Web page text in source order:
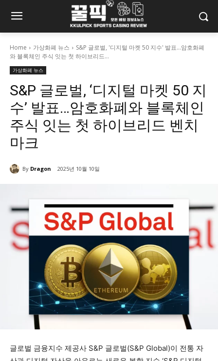
Home 가상화폐 뉴스
S&P 글로벌, '디지털 마켓 50 지수' 발표...암호화폐
와 블록체인 주식 잇는 첫 하이브리드...
가상화폐 뉴스
S&P 글로벌, ‘디지털 마켓 50 지
수’ 발표…암호화폐와 블록체인
주식 잇는 첫 하이브리드 벤치
마크
By Dragon 2025년 10월 10일
글로벌 금융지수 제공사 S&P 글로벌(S&P Global)이 전통 자